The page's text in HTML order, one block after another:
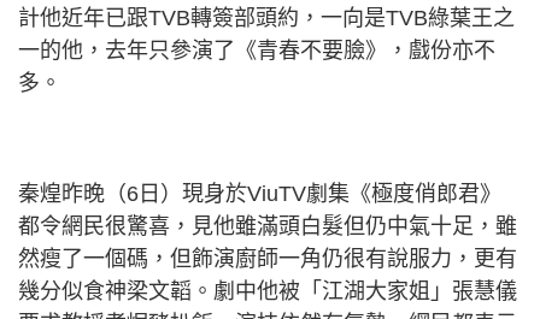
計他近年已跟TVB轉簽部頭約，一向是TVB綠葉王之
一的他，去年只參演了《青春不要臉》，戲份亦不
多。
秦煌昨晚（6日）現身於ViuTV劇集《極度俏郎君》
都令網民很驚喜，見他雖滿頭白髮但仍中氣十足，雖
然瘦了一個碼，但飾演廚師一角仍很有說服力，更有
幾分似食神梁文韜。劇中他被「江湖大家姐」張慧儀